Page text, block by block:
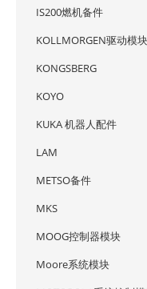
IS200燃机备件
KOLLMORGEN驱动模
KONGSBERG
KOYO
KUKA 机器人配件
LAM
METSO备件
MKS
MOOG控制器模块
Moore系统模块